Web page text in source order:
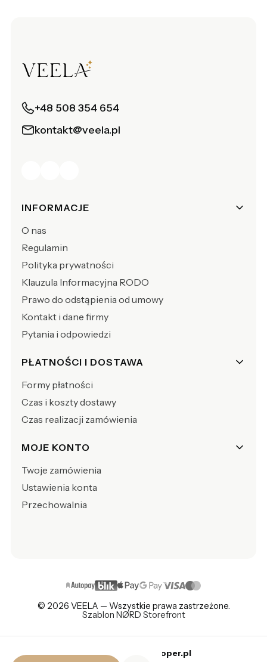
+48 508 354 654
kontakt@veela.pl
Linki w stopce
INFORMACJE
O nas
Regulamin
Polityka prywatności
Klauzula Informacyjna RODO
Prawo do odstąpienia od umowy
Kontakt i dane firmy
Pytania i odpowiedzi
PŁATNOŚCI I DOSTAWA
Formy płatności
Czas i koszty dostawy
Czas realizacji zamówienia
MOJE KONTO
Twoje zamówienia
Ustawienia konta
Przechowalnia
© 2026 VEELA — Wszystkie prawa zastrzeżone.
Szablon NØRD Storefront
Sklep internetowy Shoper.pl